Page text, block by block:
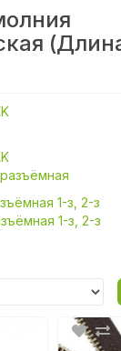
1-з, 2-з
1-з, 2-з